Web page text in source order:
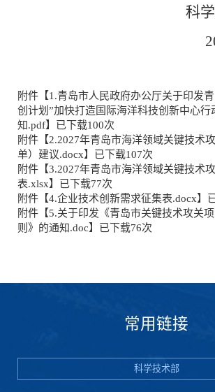
科
附件【1.青岛市人民政府办公厅关于印发
创计划”加快打造国际海洋科技创新中心行
知.pdf】已下载100次
附件【2.2027年青岛市海洋领域关键技术
单）建议.docx】已下载107次
附件【3.2027年青岛市海洋领域关键技术
表.xlsx】已下载77次
附件【4.企业技术创新需求征集表.docx】
附件【5.关于印发《青岛市关键技术攻关
则》的通知.doc】已下载76次
常用链接
科学技术部